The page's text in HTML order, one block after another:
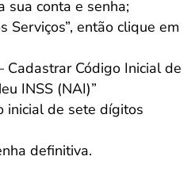
sua conta e senha;
Serviços”, então clique em
Cadastrar Código Inicial de
INSS (NAI)”
inicial de sete dígitos
definitiva.